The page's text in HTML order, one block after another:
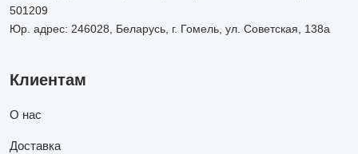
501209
Юр. адрес: 246028, Беларусь, г. Гомель, ул. Советская, 138а
Клиентам
О нас
Доставка